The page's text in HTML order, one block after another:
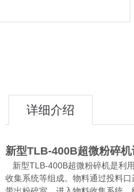
详细介绍
新型TLB-400B超微粉碎机
新型TLB-400B超微粉碎机是利
收集系统等组成。物料通过投料